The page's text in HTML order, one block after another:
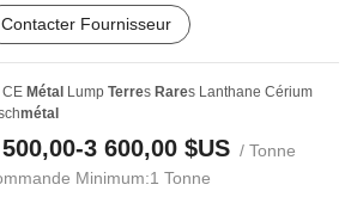
Contacter Fournisseur
CE Métal Lump Terres Rares Lanthane Cérium
métal
3 600,00 $US / Tonne
Minimum:1 Tonne